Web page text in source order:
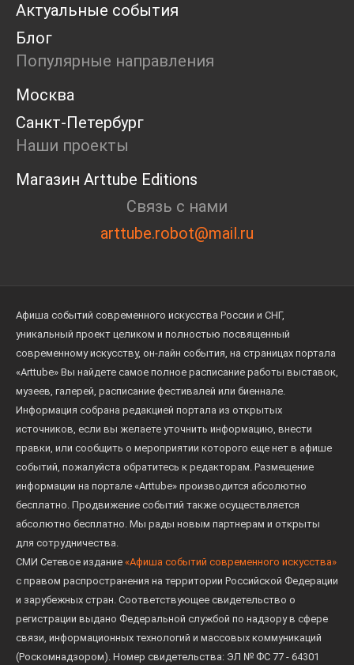
Open call
Экскурсия
Дискуссия
Cosmoscow 2024
Blazar 2024
Встречи
Круглый стол
Актуальные события
Блог
Популярные направления
Москва
Санкт-Петербург
Наши проекты
Магазин Arttube Editions
Связь с нами
arttube.robot@mail.ru
Афиша событий современного искусства России и СНГ,
уникальный проект целиком и полностью посвященный
современному искусству, он-лайн события, на страницах портала
«Arttube» Вы найдете самое полное расписание работы выставок,
музеев, галерей, расписание фестивалей или биеннале.
Информация собрана редакцией портала из открытых
источников, если вы желаете уточнить информацию, внести
правки, или сообщить о мероприятии которого еще нет в афише
событий, пожалуйста обратитесь к редакторам. Размещение
информации на портале «Arttube» производится абсолютно
бесплатно. Продвижение событий также осуществляется
абсолютно бесплатно. Мы рады новым партнерам и открыты
для сотрудничества.
СМИ Сетевое издание «Афиша событий современного искусства»
с правом распространения на территории Российской Федерации
и зарубежных стран. Соответствующее свидетельство о
регистрации выдано Федеральной службой по надзору в сфере
связи, информационных технологий и массовых коммуникаций
(Роскомнадзором). Номер свидетельства: ЭЛ № ФС 77 - 64301